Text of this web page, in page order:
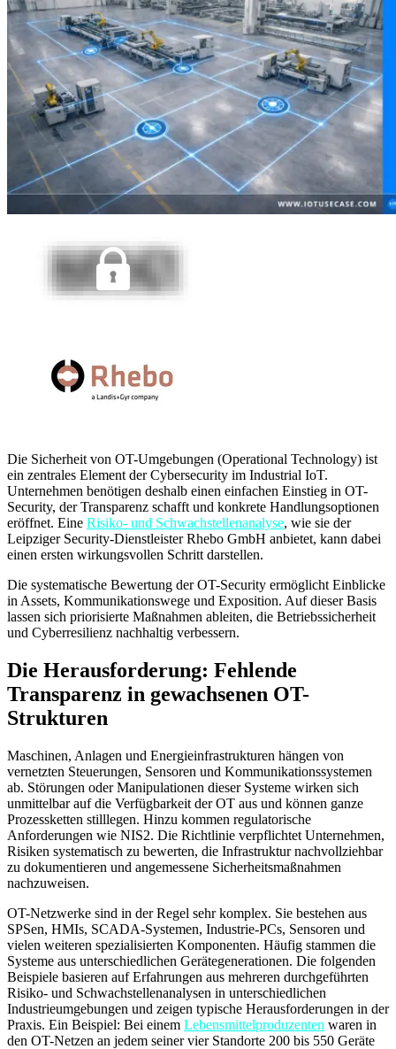
Die Sicherheit von OT-Umgebungen (Operational Technology) ist
ein zentrales Element der Cybersecurity im Industrial IoT.
Unternehmen benötigen deshalb einen einfachen Einstieg in OT-
Security, der Transparenz schafft und konkrete Handlungsoptionen
eröffnet. Eine Risiko- und Schwachstellenanalyse, wie sie der
Leipziger Security-Dienstleister Rhebo GmbH anbietet, kann dabei
einen ersten wirkungsvollen Schritt darstellen.
Die systematische Bewertung der OT-Security ermöglicht Einblicke
in Assets, Kommunikationswege und Exposition. Auf dieser Basis
lassen sich priorisierte Maßnahmen ableiten, die Betriebssicherheit
und Cyberresilienz nachhaltig verbessern.
Die Herausforderung: Fehlende
Transparenz in gewachsenen OT-
Strukturen
Maschinen, Anlagen und Energieinfrastrukturen hängen von
vernetzten Steuerungen, Sensoren und Kommunikationssystemen
ab. Störungen oder Manipulationen dieser Systeme wirken sich
unmittelbar auf die Verfügbarkeit der OT aus und können ganze
Prozessketten stilllegen. Hinzu kommen regulatorische
Anforderungen wie NIS2. Die Richtlinie verpflichtet Unternehmen,
Risiken systematisch zu bewerten, die Infrastruktur nachvollziehbar
zu dokumentieren und angemessene Sicherheitsmaßnahmen
nachzuweisen.
OT-Netzwerke sind in der Regel sehr komplex. Sie bestehen aus
SPSen, HMIs, SCADA-Systemen, Industrie-PCs, Sensoren und
vielen weiteren spezialisierten Komponenten. Häufig stammen die
Systeme aus unterschiedlichen Gerätegenerationen. Die folgenden
Beispiele basieren auf Erfahrungen aus mehreren durchgeführten
Risiko- und Schwachstellenanalysen in unterschiedlichen
Industrieumgebungen und zeigen typische Herausforderungen in der
Praxis. Ein Beispiel: Bei einem Lebensmittelproduzenten waren in
den OT-Netzen an jedem seiner vier Standorte 200 bis 550 Geräte